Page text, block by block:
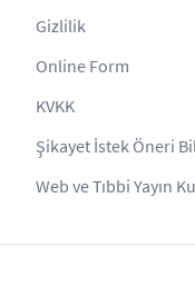
Gizlilik
Online Form
KVKK
Şikayet İstek Öneri
Web ve Tıbbi Yayın